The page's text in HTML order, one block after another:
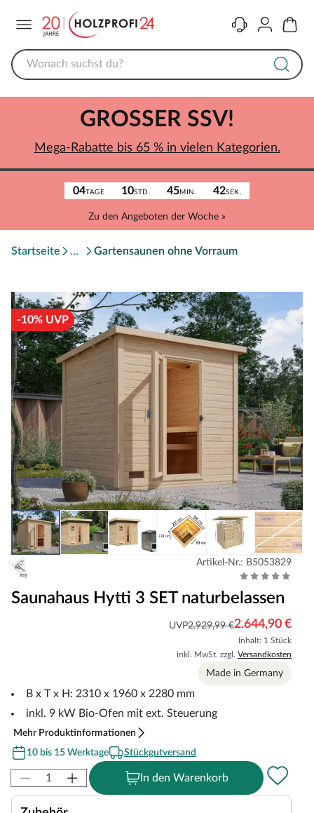
KontaktKonto
04TAGE 10STD. 45MIN. 42SEK.
Zu den Angeboten der Woche »
GROSSER SSV!
Mega-Rabatte bis 65 % in vielen Kategorien.
Startseite Gartensaunen ohne Vorraum
-10% UVP
Artikel-Nr.: B5053829
Saunahaus Hytti 3 SET naturbelassen
UVP2.929,99 €2.644,90 €
Inhalt: 1 Stück
inkl. MwSt. zzgl. Versandkosten
Made in Germany
B x T x H: 2310 x 1960 x 2280 mm
inkl. 9 kW Bio-Ofen mit ext. Steuerung
Mehr Produktinformationen
10 bis 15 Werktage
Stückgutversand
In den Warenkorb